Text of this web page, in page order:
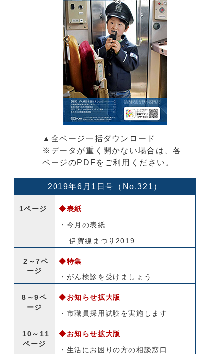
▲全ページ一括ダウンロード
※データが重く開かない場合は、各
ページのPDFをご利用ください。
2019年6月1日号（No.321）
1ページ ◆表紙
・今月の表紙
伊賀線まつり2019
2～7ペ
ージ
◆特集
・がん検診を受けましょう
8～9ペ
ージ
◆お知らせ拡大版
・市職員採用試験を実施します
10～11
ページ
◆お知らせ拡大版
・生活にお困りの方の相談窓口